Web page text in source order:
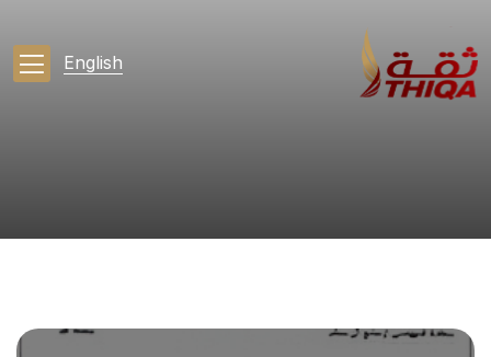
English